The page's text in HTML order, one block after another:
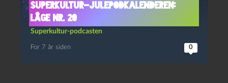
Superkultur-julepodkalenderen:
Låge nr. 20
Superkultur-podcasten
For 7 år siden 0